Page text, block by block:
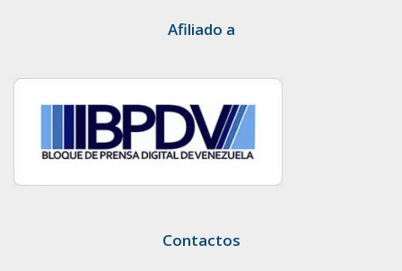
Afiliado a
Contactos